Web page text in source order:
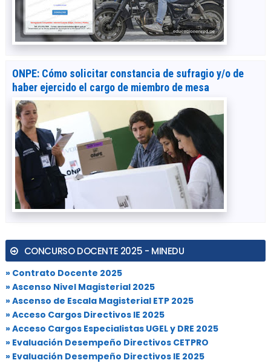
ONPE: Cómo solicitar constancia de sufragio y/o de
haber ejercido el cargo de miembro de mesa
CONCURSO DOCENTE 2025 - MINEDU
» Contrato Docente 2025
» Ascenso Nivel Magisterial 2025
» Ascenso de Escala Magisterial ETP 2025
» Acceso Cargos Directivos IE 2025
» Acceso Cargos Especialistas UGEL y DRE 2025
» Evaluación Desempeño Directivos CETPRO
» Evaluación Desempeño Directivos IE 2025